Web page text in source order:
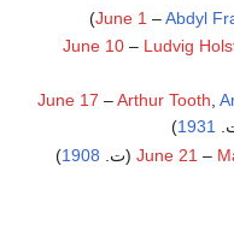
June 1 –Abdyl
)
June 10– Ludvig
June 17 –Arthur Tooth,
1931
)
June 21 –
1908
)